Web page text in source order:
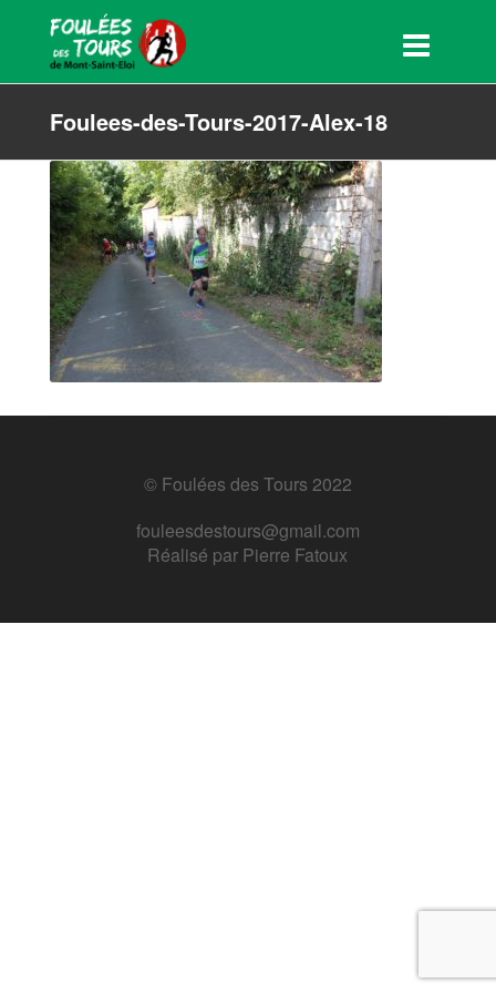
Foulees-des-Tours-2017-Alex-18
© Foulées des Tours 2022
fouleesdestours@gmail.com
Réalisé par Pierre Fatoux